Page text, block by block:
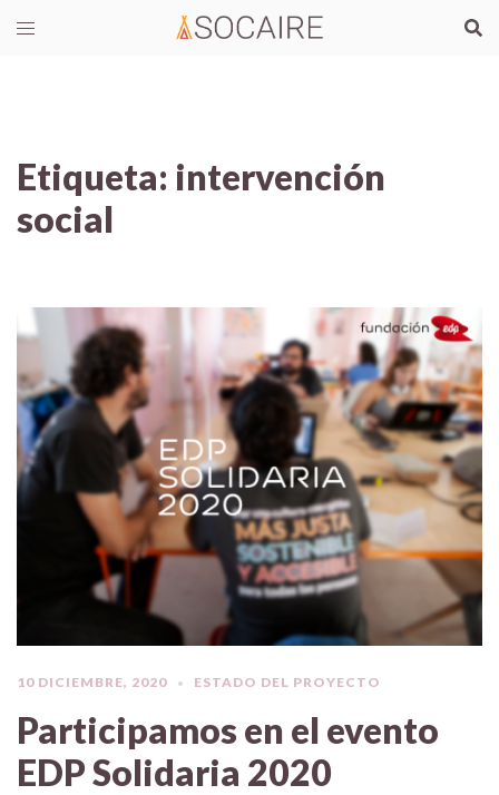
Etiqueta: intervención
social
10 DICIEMBRE, 2020 ESTADO DEL PROYECTO
Participamos en el evento
EDP Solidaria 2020